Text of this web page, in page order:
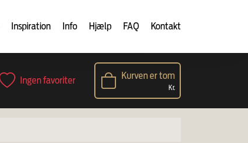
Inspiration Info Hjælp FAQ Kontakt
Ingen favoriter Kurven er tom
Kr.